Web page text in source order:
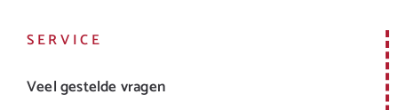
SERVICE
Veel gestelde vragen